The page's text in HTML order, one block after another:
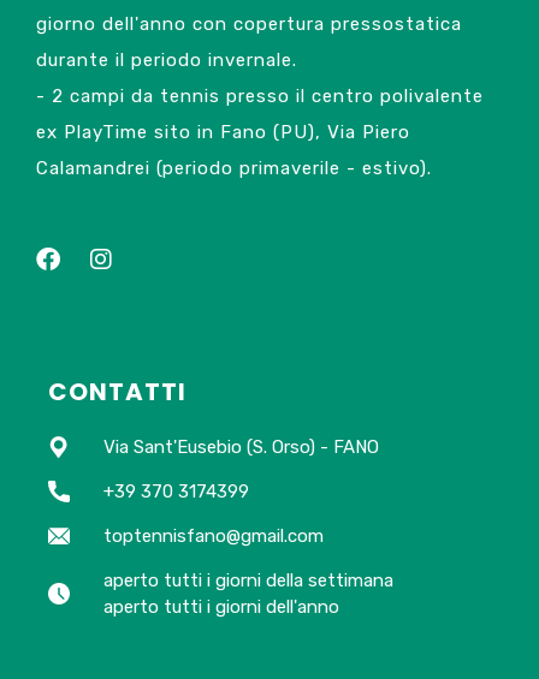
giorno dell'anno con copertura pressostatica
durante il periodo invernale.
- 2 campi da tennis presso il centro polivalente
ex PlayTime sito in Fano (PU), Via Piero
Calamandrei (periodo primaverile - estivo).
CONTATTI
Via Sant'Eusebio (S. Orso) - FANO
+39 370 3174399
toptennisfano@gmail.com
aperto tutti i giorni della settimana
aperto tutti i giorni dell'anno